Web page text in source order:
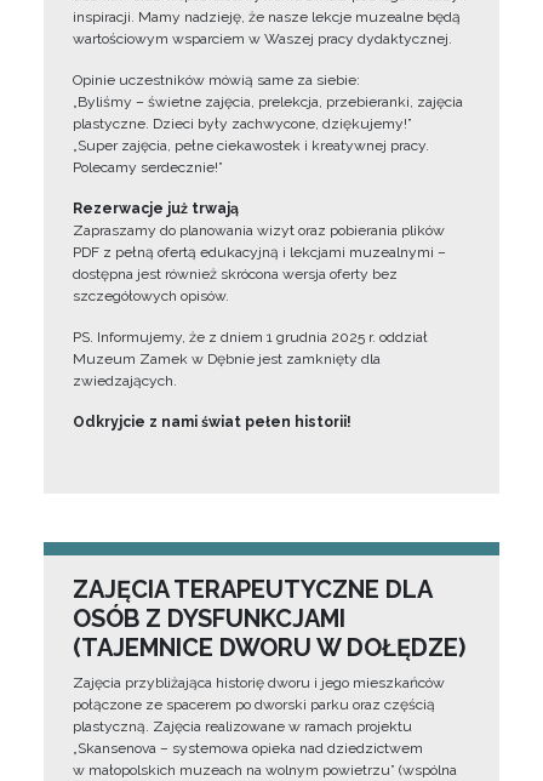
inspiracji. Mamy nadzieję, że nasze lekcje muzealne będą
wartościowym wsparciem w Waszej pracy dydaktycznej.
Opinie uczestników mówią same za siebie:
„Byliśmy – świetne zajęcia, prelekcja, przebieranki, zajęcia
plastyczne. Dzieci były zachwycone, dziękujemy!”
„Super zajęcia, pełne ciekawostek i kreatywnej pracy.
Polecamy serdecznie!”
Rezerwacje już trwają
Zapraszamy do planowania wizyt oraz pobierania plików
PDF z pełną ofertą edukacyjną i lekcjami muzealnymi –
dostępna jest również skrócona wersja oferty bez
szczegółowych opisów.
PS. Informujemy, że z dniem 1 grudnia 2025 r. oddział
Muzeum Zamek w Dębnie jest zamknięty dla
zwiedzających.
Odkryjcie z nami świat pełen historii!
ZAJĘCIA TERAPEUTYCZNE DLA
OSÓB Z DYSFUNKCJAMI
(TAJEMNICE DWORU W DOŁĘDZE)
Zajęcia przybliżająca historię dworu i jego mieszkańców
połączone ze spacerem po dworski parku oraz częścią
plastyczną. Zajęcia realizowane w ramach projektu
„Skansenova – systemowa opieka nad dziedzictwem
w małopolskich muzeach na wolnym powietrzu” (wspólna